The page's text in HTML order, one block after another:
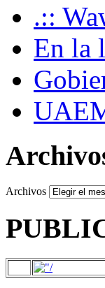
.::
En la
Archivos